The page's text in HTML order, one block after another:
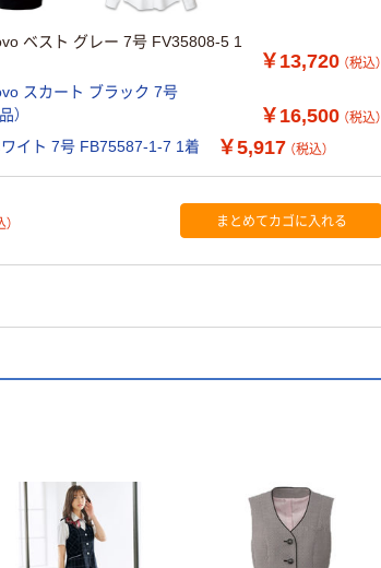
ベスト グレー 7号 FV35808-5 1
￥13,720 （税込）
スカート ブラック 7号
）
￥16,500 （税込）
イト 7号 FB75587-1-7 1着 ￥5,917 （税込）
） まとめてカゴに入れる